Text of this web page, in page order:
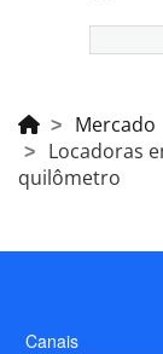
Mercado
Locadoras
quilômetro
Canais